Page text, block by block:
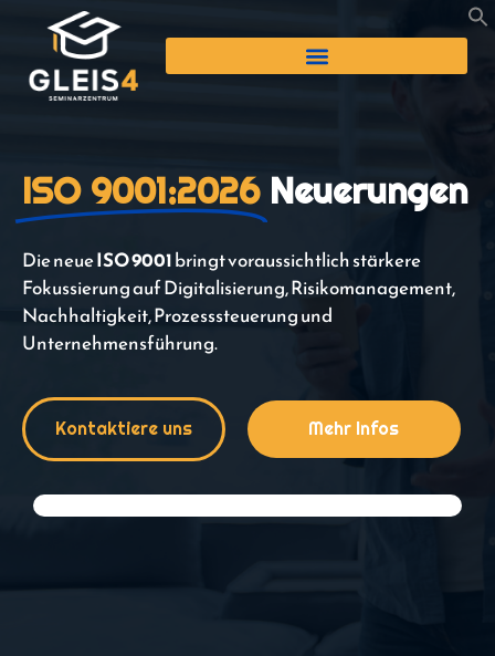
ISO 9001:2026 Neuerungen
Die neueISO 9001bringt voraussichtlich stärkere
Fokussierung auf Digitalisierung, Risikomanagement,
Nachhaltigkeit, Prozesssteuerung und
Unternehmensführung.
Mehr Infos
Kontaktiere uns